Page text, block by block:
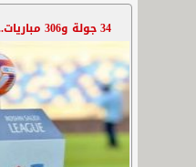
34 جولة و306 مباريات.. موعد بداية دوري روشن